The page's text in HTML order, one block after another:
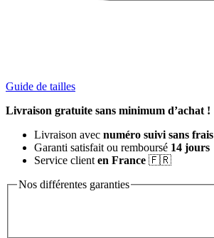
Guide de tailles
Livraison gratuite sans minimum d’achat !
Livraison avec numéro suivi sans frais
Garanti satisfait ou remboursé 14 jours
Service client en France 🇫🇷
Nos différentes garanties